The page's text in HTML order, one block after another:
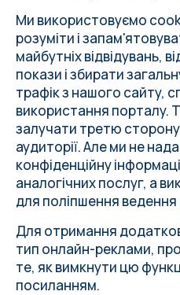
Ми використовуємо
розуміти і
майбутніх відвідувань,
покази і збирати
трафік з нашого сайту,
використання порталу.
залучати третю сторону
аудиторії. Але ми не
конфіденційну
аналогічних послуг, а
для поліпшення ведення
Для отримання
тип онлайн-реклами,
те, як вимкнути цю
посиланням.